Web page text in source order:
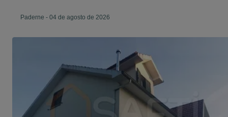
Paderne - 04 de agosto de 2026